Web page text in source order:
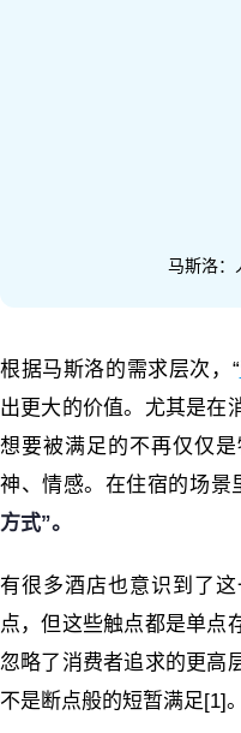
马斯洛：
根据马斯洛的需求层次，“
出更大的价值。尤其是在
想要被满足的不再仅仅
神、情感。在住宿的场景
方式”。
有很多酒店也意识到了
点，但这些触点都是单点
忽略了消费者追求的更高
不是断点般的短暂满足[1]。